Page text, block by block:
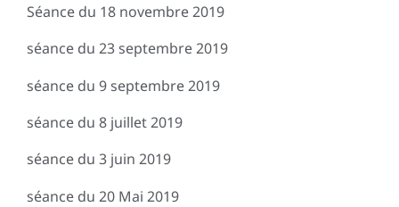
Séance du 18 novembre 2019
séance du 23 septembre 2019
séance du 9 septembre 2019
séance du 8 juillet 2019
séance du 3 juin 2019
séance du 20 Mai 2019